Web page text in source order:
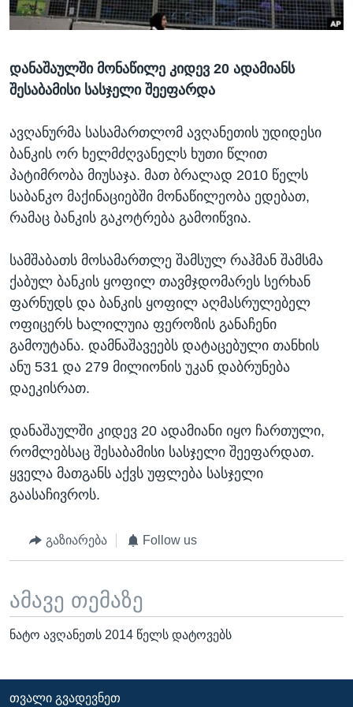
ᲡᲢᲣᲓᲘᲐ ᲕᲐᲨᲘᲜᲒᲢᲝᲜᲘ
ᲔᲙᲝᲜᲝᲛᲘᲙᲐ
ᲛᲔᲪᲜᲘᲔᲠᲔᲑᲐ
ᲙᲣᲚᲢᲣᲠᲐ
ᲒᲐᲚᲘᲚᲔᲝ
ᲓᲔᲖᲘᲜᲤᲝᲠᲛᲐᲪᲘᲐ
Learning English
ᲗᲕᲐᲚᲘ ᲒᲕᲐᲓᲔᲕᲜᲔᲗ
ენები
დანაშაულში მონაწილე კიდევ 20 ადამიანს
შესაბამისი სასჯელი შეეფარდა
ავღანურმა სასამართლომ ავღანეთის უდიდესი
ბანკის ორ ხელმძღვანელს ხუთი წლით
პატიმრობა მიუსაჯა. მათ ბრალად 2010 წელს
საბანკო მაქინაციებში მონაწილეობა ედებათ,
რამაც ბანკის გაკოტრება გამოიწვია.
სამშაბათს მოსამართლე შამსულ რაჰმან შამსმა
ქაბულ ბანკის ყოფილ თავმჯდომარეს სერხან
ფარნუდს და ბანკის ყოფილ აღმასრულებელ
ოფიცერს ხალილუია ფეროზის განაჩენი
გამოუტანა. დამნაშავეებს დატაცებული თანხის
ანუ 531 და 279 მილიონის უკან დაბრუნება
დაეკისრათ.
დანაშაულში კიდევ 20 ადამიანი იყო ჩართული,
რომლებსაც შესაბამისი სასჯელი შეეფარდათ.
ყველა მათგანს აქვს უფლება სასჯელი
გაასაჩივროს.
გაზიარება Follow us
ამავე თემაზე
ნატო ავღანეთს 2014 წელს დატოვებს
ᲗᲕᲐᲚᲘ ᲒᲕᲐᲓᲔᲕᲜᲔᲗ